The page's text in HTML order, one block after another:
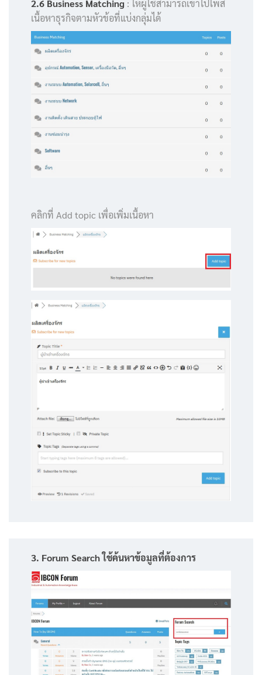
2.6 Business Matching : ให้ผู้ใช้สามารถเข้าไปโพส
เนื้อหาธุรกิจตามหัวข้อที่แบ่งกลุ่มได้
คลิกที่ Add topic เพื่อเพิ่มเนื้อหา
3. Forum Search ใช้ค้นหาข้อมูลที่ต้องการ